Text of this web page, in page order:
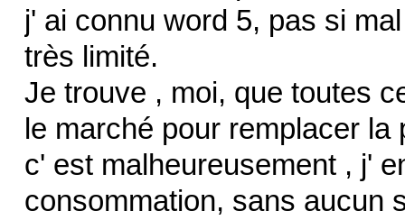
j' ai connu word 5, pas si
très limité.
Je trouve , moi, que toutes
le marché pour remplacer
c' est malheureusement , j'
consommation, sans aucun